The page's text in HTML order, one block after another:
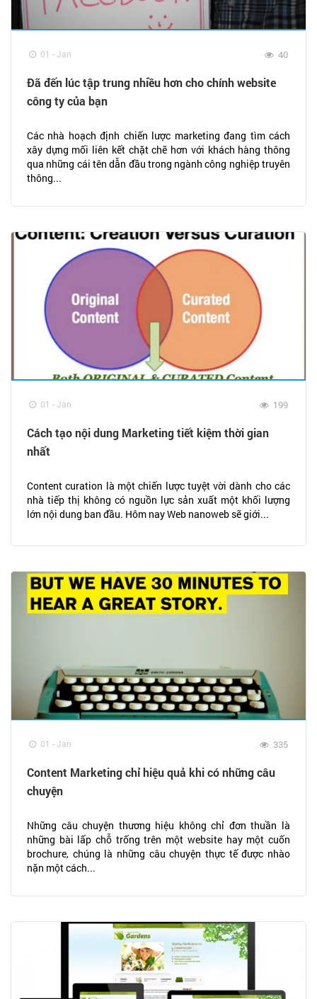
01 - Jan 40
Đã đến lúc tập trung nhiều hơn cho chính website
công ty của bạn
Các nhà hoạch định chiến lược marketing đang tìm cách
xây dựng mối liên kết chặt chẽ hơn với khách hàng thông
qua những cái tên dẫn đầu trong ngành công nghiệp truyên
thông...
01 - Jan 199
Cách tạo nội dung Marketing tiết kiệm thời gian
nhất
Content curation là một chiến lược tuyệt vời dành cho các
nhà tiếp thị không có nguồn lực sản xuất một khối lượng
lớn nội dung ban đầu. Hôm nay Web nanoweb sẽ giới...
01 - Jan 335
Content Marketing chỉ hiệu quả khi có những câu
chuyện
Những câu chuyện thương hiệu không chỉ đơn thuần là
những bài lấp chỗ trống trên một website hay một cuốn
brochure, chúng là những câu chuyện thực tế được nhào
nặn một cách...